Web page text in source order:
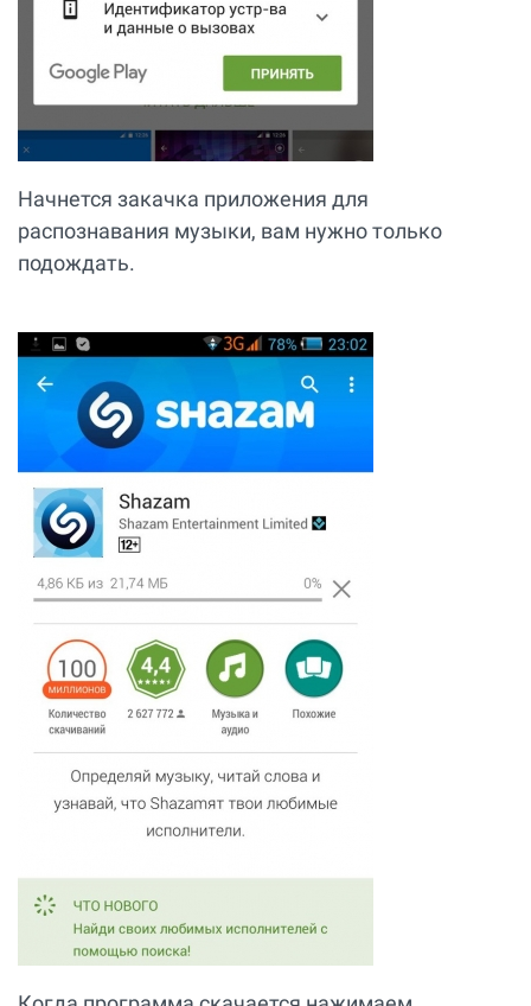
Начнется закачка приложения для
распознавания музыки, вам нужно только
подождать.